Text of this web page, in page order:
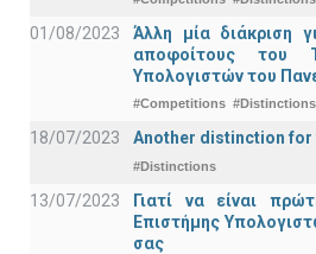
01/08/2023
Άλλη μία διάκριση
αποφοίτους του
Υπολογιστών του
#Competitions #Distinctions
18/07/2023 Another distinction for
#Distinctions
13/07/2023
Γιατί να είναι
Επιστήμης
σας